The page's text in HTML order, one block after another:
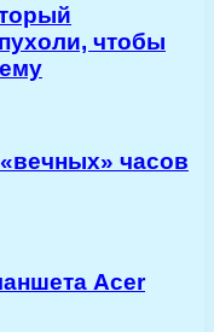
чтобы
часов
Acer